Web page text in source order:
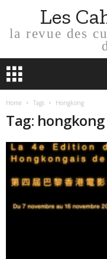
Les
la revue des
Home Tags Hongkong
Tag: hongkong